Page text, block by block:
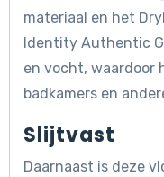
materiaal en het
Identity Authentic
en vocht, waardoor
badkamers en
Slijtvast
Daarnaast is deze